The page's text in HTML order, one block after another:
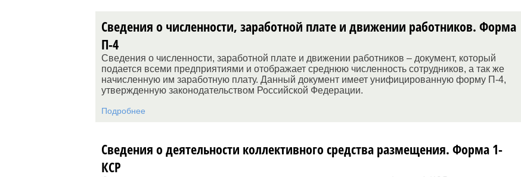
Сведения о численности, заработной плате и движении работников. Форма
П-4
Сведения о численности, заработной плате и движении работников – документ, который
подается всеми предприятиями и отображает среднюю численность сотрудников, а так же
начисленную им заработную плату. Данный документ имеет унифицированную форму П-4,
утвержденную законодательством Российской Федерации.
Подробнее
Сведения о деятельности коллективного средства размещения. Форма 1-
КСР